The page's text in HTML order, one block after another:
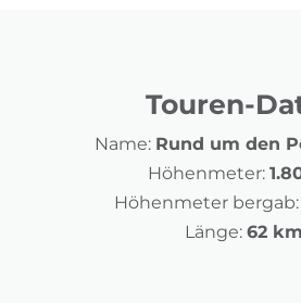
Touren-
Name: Rund um den
Höhenmeter:
Höhenmeter bergab:
Länge: 62 km